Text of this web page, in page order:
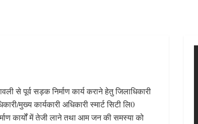
से पूर्व सड़क निर्माण कार्य कराने हेतु जिलाधिकारी
मुख्य कार्यकारी अधिकारी स्मार्ट सिटी लि0
कार्यों में तेजी लाने तथा आम जन की समस्या को